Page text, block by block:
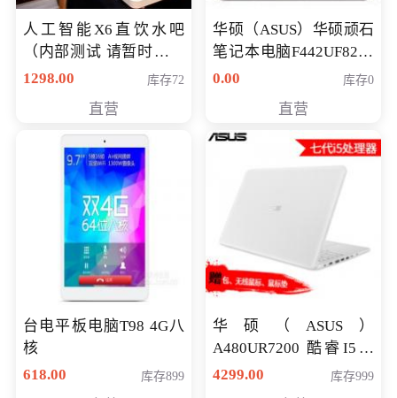
人工智能X6直饮水吧
（内部测试 请暂时不要
购买）
1298.00 库存72
直营
华硕（ASUS）华硕顽石
笔记本电脑F442UF8250
八代独显轻薄办公商务
0.00 库存0
直营
台电平板电脑T98 4G八
核
618.00
库存899
华硕（ASUS）
A480UR7200 酷睿I5超
薄学生办公游戏独显笔
4299.00 库存999